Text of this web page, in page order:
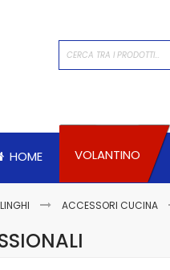
HOME VOLANTINO
ACCESSORI CUCINA